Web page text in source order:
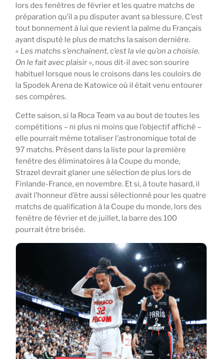
lors des fenêtres de février et les quatre matchs de
préparation qu’il a pu disputer avant sa blessure. C’est
tout bonnement à lui que revient la palme du Français
ayant disputé le plus de matchs la saison dernière.
« Les matchs s’enchaînent, c’est la vie qu’on a choisie.
On le fait avec plaisir », nous dit-il avec son sourire
habituel lorsque nous le croisons dans les couloirs de
la Spodek Arena de Katowice où il était venu entourer
ses compères.
Cette saison, si la Roca Team va au bout de toutes les
compétitions – ni plus ni moins que l’objectif affiché –
elle pourrait même totaliser l’astronomique total de
97 matchs. Présent dans la liste pour la première
fenêtre des éliminatoires à la Coupe du monde,
Strazel devrait glaner une sélection de plus lors de
Finlande-France, en novembre. Et si, à toute hasard, il
avait l’honneur d’être aussi sélectionné pour les quatre
matchs de qualification à la Coupe du monde, lors des
fenêtre de février et de juillet, la barre des 100
pourrait être brisée.